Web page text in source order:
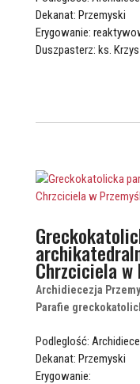
Dekanat: Przemyski
Erygowanie:
Duszpasterz: ks.
Chrzciciela w
Archidiecezja
Parafie
Podleglość:
Dekanat: Przemyski
Erygowanie: